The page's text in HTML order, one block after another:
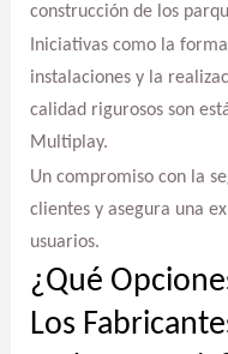
construcción de los
Iniciativas como la
instalaciones y la
calidad rigurosos son
Multiplay.
Un compromiso con la
clientes y asegura una
usuarios.
¿Qué
Los